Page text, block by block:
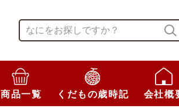
商品一覧 くだもの歳時記 会社概